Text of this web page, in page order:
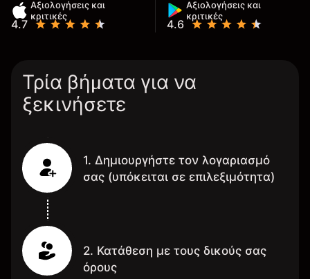
Αξιολογήσεις και
κριτικές
4.7
Αξιολογήσεις και
κριτικές
4.6
Τρία βήματα για να
ξεκινήσετε
1. Δημιουργήστε τον λογαριασμό
σας (υπόκειται σε επιλεξιμότητα)
2. Κατάθεση με τους δικούς σας
όρους